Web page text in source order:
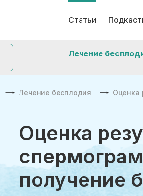
Статьи
Лечение
Лечение бесплодия Оценка
Оценка
получение